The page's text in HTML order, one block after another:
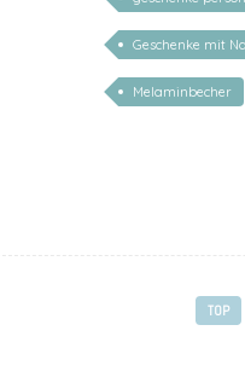
Geschenke mit
Melaminbecher
TOP